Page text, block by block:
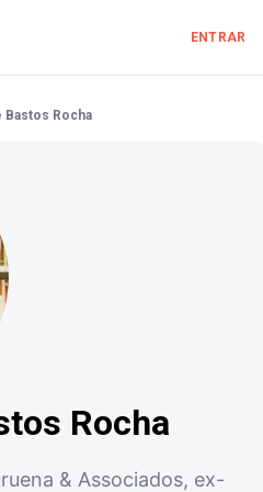
ENTRAR
Bastos Rocha
Rocha
& Associados, ex-